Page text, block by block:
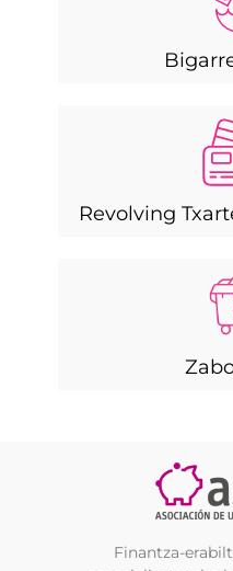
Revolving
Finantza-